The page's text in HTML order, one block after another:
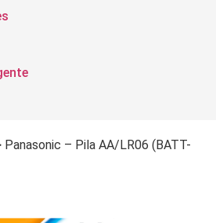
Panasonic – Pila AA/LR06 (BATT-